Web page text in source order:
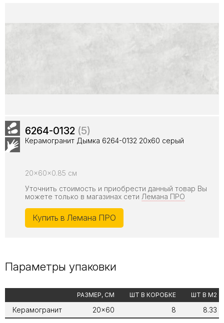
6264-0132 (5)
Керамогранит Дымка 6264-0132 20х60 серый
20x60x0.85 см
Уточнить стоимость и приобрести данный товар Вы
можете только в магазинах сети Лемана ПРО
Купить в Лемана ПРО
Параметры упаковки
РАЗМЕР, СМ ШТ В КОРОБКЕ ШТ В М2
Керамогранит 20x60 8 8.33